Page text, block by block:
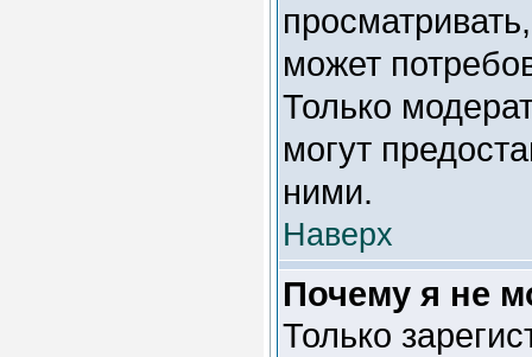
может
Только
могут
ними.
Наверх
Почему я не
Только